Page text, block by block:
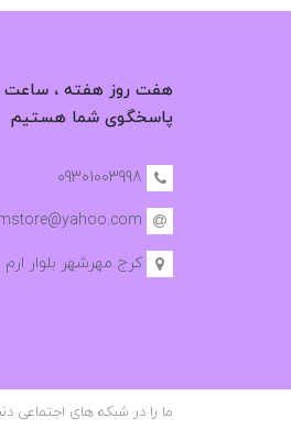
پاسخگوی شما هستیم
09301003998
کرج مهرشهر بلوار ارم
ما را در شبکه های اجتماعی